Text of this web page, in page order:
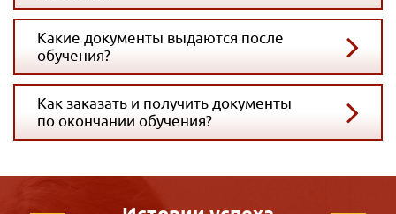
Какие документы выдаются после
обучения?
Как заказать и получить документы
по окончании обучения?